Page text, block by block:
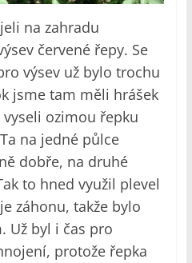
na zahradu
červené řepy. Se
výsev už bylo trochu
jsme tam měli hrášek
ozimou řepku
na jedné půlce
dobře, na druhé
to hned využil plevel
záhonu, takže bylo
Už byl i čas pro
protože řepka